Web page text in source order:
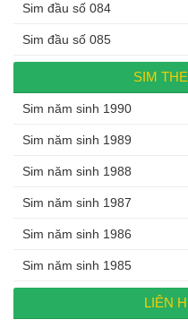
Sim đầu số 084
Sim đầu số 085
SIM
Sim năm sinh 1990
Sim năm sinh 1989
Sim năm sinh 1988
Sim năm sinh 1987
Sim năm sinh 1986
Sim năm sinh 1985
LIÊN